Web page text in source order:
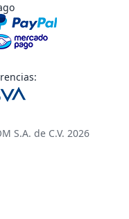
S.A. de C.V. 2026